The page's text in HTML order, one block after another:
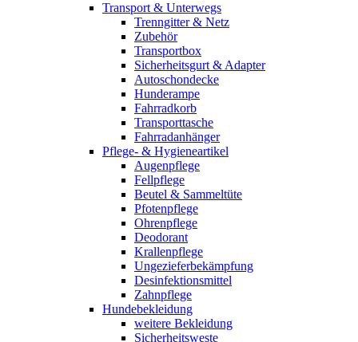
Transport & Unterwegs
Trenngitter & Netz
Zubehör
Transportbox
Sicherheitsgurt & Adapter
Autoschondecke
Hunderampe
Fahrradkorb
Transporttasche
Fahrradanhänger
Pflege- & Hygieneartikel
Augenpflege
Fellpflege
Beutel & Sammeltüte
Pfotenpflege
Ohrenpflege
Deodorant
Krallenpflege
Ungezieferbekämpfung
Desinfektionsmittel
Zahnpflege
Hundebekleidung
weitere Bekleidung
Sicherheitsweste